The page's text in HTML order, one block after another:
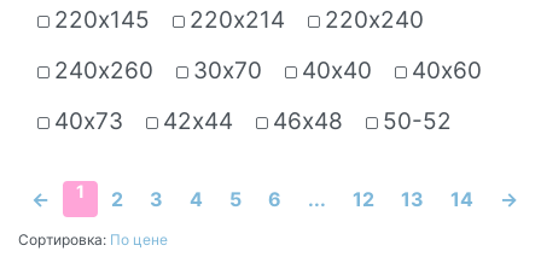
220х145
220х214
220х240
240х260
30х70 40х40
40х60
40х73
42х44 46х48
50-52
50х90
← 1 2 3 4 5 6 ... 12 13 14 →
Сортировка: По цене